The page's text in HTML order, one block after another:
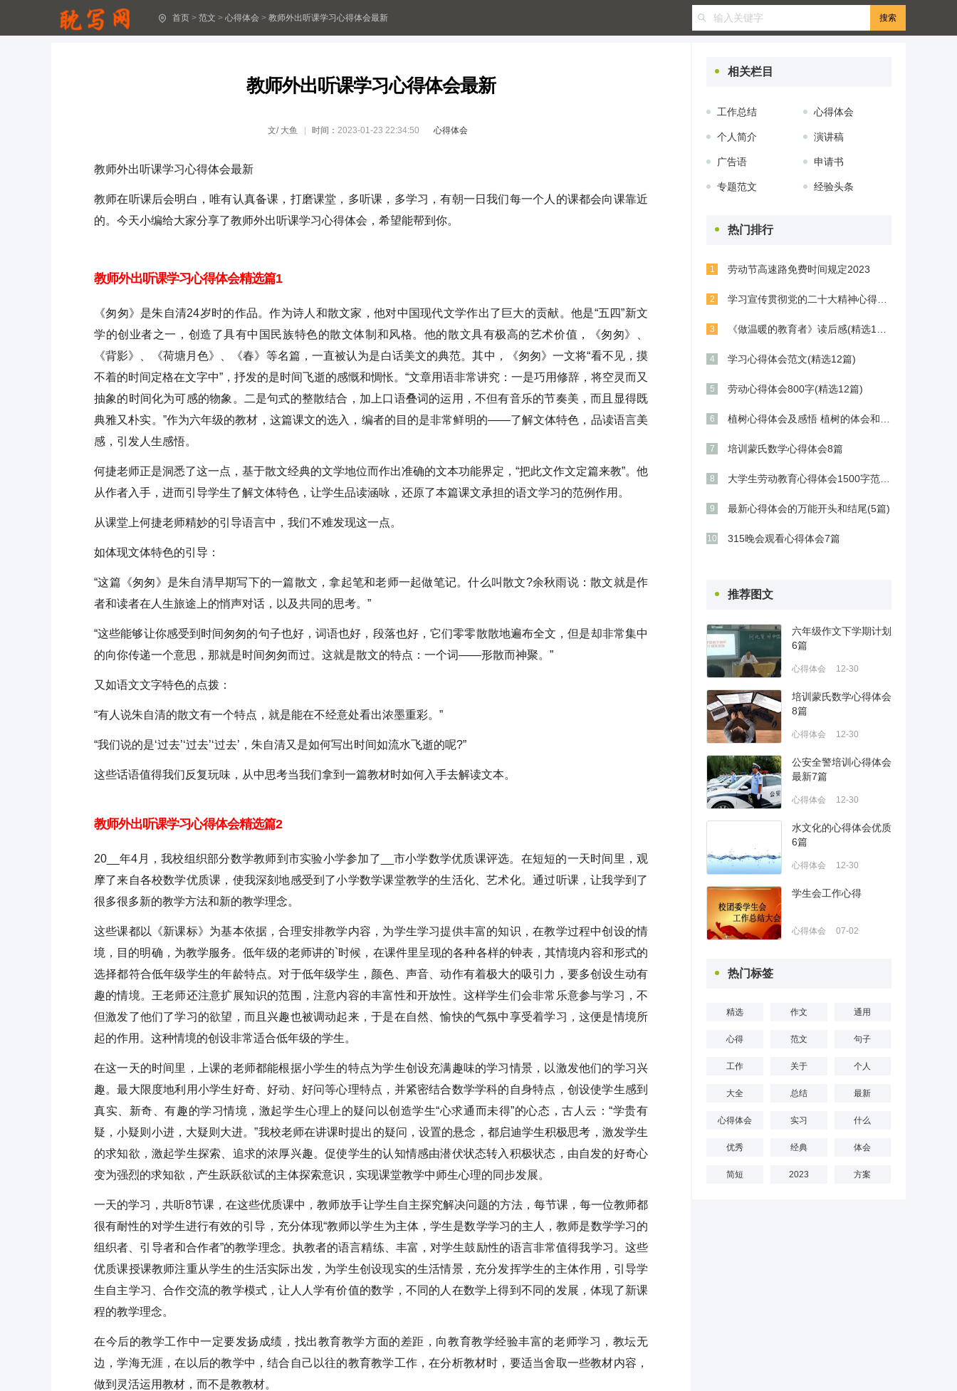
首页 > 范文 > 心得体会 > 教师外出听课学习心得体会最新
教师外出听课学习心得体会最新
文/ 大鱼 时间： 2023-01-23 22:34:50 心得体会
教师外出听课学习心得体会最新
教师在听课后会明白，唯有认真备课，打磨课堂，多听课，多学习，有朝一日我们每一个人的课都会向课靠近
的。今天小编给大家分享了教师外出听课学习心得体会，希望能帮到你。
教师外出听课学习心得体会精选篇1
《匆匆》是朱自清24岁时的作品。作为诗人和散文家，他对中国现代文学作出了巨大的贡献。他是“五四”新文
学的创业者之一，创造了具有中国民族特色的散文体制和风格。他的散文具有极高的艺术价值，《匆匆》、
《背影》、《荷塘月色》、《春》等名篇，一直被认为是白话美文的典范。其中，《匆匆》一文将“看不见，摸
不着的时间定格在文字中”，抒发的是时间飞逝的感慨和惆怅。“文章用语非常讲究：一是巧用修辞，将空灵而又
抽象的时间化为可感的物象。二是句式的整散结合，加上口语叠词的运用，不但有音乐的节奏美，而且显得既
典雅又朴实。”作为六年级的教材，这篇课文的选入，编者的目的是非常鲜明的——了解文体特色，品读语言美
感，引发人生感悟。
何捷老师正是洞悉了这一点，基于散文经典的文学地位而作出准确的文本功能界定，“把此文作文定篇来教”。他
从作者入手，进而引导学生了解文体特色，让学生品读涵咏，还原了本篇课文承担的语文学习的范例作用。
从课堂上何捷老师精妙的引导语言中，我们不难发现这一点。
如体现文体特色的引导：
“这篇《匆匆》是朱自清早期写下的一篇散文，拿起笔和老师一起做笔记。什么叫散文?余秋雨说：散文就是作
者和读者在人生旅途上的悄声对话，以及共同的思考。”
“这些能够让你感受到时间匆匆的句子也好，词语也好，段落也好，它们零零散散地遍布全文，但是却非常集中
的向你传递一个意思，那就是时间匆匆而过。这就是散文的特点：一个词——形散而神聚。”
又如语文文字特色的点拨：
“有人说朱自清的散文有一个特点，就是能在不经意处看出浓墨重彩。”
“我们说的是‘过去’‘过去’‘过去’，朱自清又是如何写出时间如流水飞逝的呢?”
这些话语值得我们反复玩味，从中思考当我们拿到一篇教材时如何入手去解读文本。
教师外出听课学习心得体会精选篇2
20__年4月，我校组织部分数学教师到市实验小学参加了__市小学数学优质课评选。在短短的一天时间里，观
摩了来自各校数学优质课，使我深刻地感受到了小学数学课堂教学的生活化、艺术化。通过听课，让我学到了
很多很多新的教学方法和新的教学理念。
这些课都以《新课标》为基本依据，合理安排教学内容，为学生学习提供丰富的知识，在教学过程中创设的情
境，目的明确，为教学服务。低年级的老师讲的`时候，在课件里呈现的各种各样的钟表，其情境内容和形式的
选择都符合低年级学生的年龄特点。对于低年级学生，颜色、声音、动作有着极大的吸引力，要多创设生动有
趣的情境。王老师还注意扩展知识的范围，注意内容的丰富性和开放性。这样学生们会非常乐意参与学习，不
但激发了他们了学习的欲望，而且兴趣也被调动起来，于是在自然、愉快的气氛中享受着学习，这便是情境所
起的作用。这种情境的创设非常适合低年级的学生。
在这一天的时间里，上课的老师都能根据小学生的特点为学生创设充满趣味的学习情景，以激发他们的学习兴
趣。最大限度地利用小学生好奇、好动、好问等心理特点，并紧密结合数学学科的自身特点，创设使学生感到
真实、新奇、有趣的学习情境，激起学生心理上的疑问以创造学生“心求通而未得”的心态，古人云：“学贵有
疑，小疑则小进，大疑则大进。”我校老师在讲课时提出的疑问，设置的悬念，都启迪学生积极思考，激发学生
的求知欲，激起学生探索、追求的浓厚兴趣。促使学生的认知情感由潜伏状态转入积极状态，由自发的好奇心
变为强烈的求知欲，产生跃跃欲试的主体探索意识，实现课堂教学中师生心理的同步发展。
一天的学习，共听8节课，在这些优质课中，教师放手让学生自主探究解决问题的方法，每节课，每一位教师都
很有耐性的对学生进行有效的引导，充分体现“教师以学生为主体，学生是数学学习的主人，教师是数学学习的
组织者、引导者和合作者”的教学理念。执教者的语言精练、丰富，对学生鼓励性的语言非常值得我学习。这些
优质课授课教师注重从学生的生活实际出发，为学生创设现实的生活情景，充分发挥学生的主体作用，引导学
生自主学习、合作交流的教学模式，让人人学有价值的数学，不同的人在数学上得到不同的发展，体现了新课
程的教学理念。
在今后的教学工作中一定要发扬成绩，找出教育教学方面的差距，向教育教学经验丰富的老师学习，教坛无
边，学海无涯，在以后的教学中，结合自己以往的教育教学工作，在分析教材时，要适当舍取一些教材内容，
做到灵活运用教材，而不是教教材。
十八岁成人礼心得体会(精选30篇)
安全生产阶段感想体会12篇最新
2024全国安全生产月心得体会(精选15篇)
安全生产心得体会16篇
相关栏目
工作总结 心得体会
个人简介 演讲稿
广告语 申请书
专题范文 经验头条
热门排行
1 劳动节高速路免费时间规定2023
2
3
4 学习心得体会范文(精选12篇)
5 劳动心得体会800字(精选12篇)
6
7 培训蒙氏数学心得体会8篇
8
9 最新心得体会的万能开头和结尾(5篇)
10 315晚会观看心得体会7篇
推荐图文
六年级作文下学期计划
6篇
心得体会 12-30
培训蒙氏数学心得体会
8篇
心得体会 12-30
公安全警培训心得体会
最新7篇
心得体会 12-30
水文化的心得体会优质
6篇
心得体会 12-30
学生会工作心得
心得体会 07-02
热门标签
精选 作文 通用
心得 范文 句子
工作 关于 个人
大全 总结 最新
心得体会 实习 什么
优秀 经典 体会
简短 2023 方案